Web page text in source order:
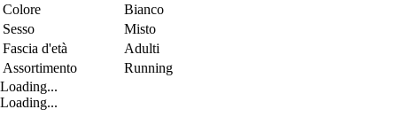
Colore
Bianco
Sesso
Misto
Fascia d'età
Adulti
Assortimento
Running
Loading...
Loading...